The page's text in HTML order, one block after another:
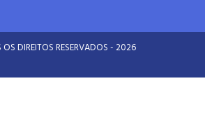
DIREITOS RESERVADOS - 2026